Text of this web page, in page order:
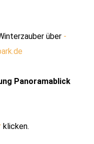
über ­
Panoramablick
klicken.